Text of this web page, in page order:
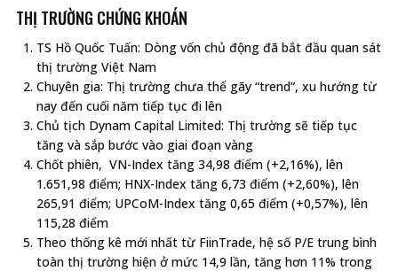
THỊ TRƯỜNG CHỨNG KHOÁN
TS Hồ Quốc Tuấn: Dòng vốn chủ động đã bắt đầu quan sát
thị trường Việt Nam
Chuyên gia: Thị trường chưa thể gãy “trend”, xu hướng từ
nay đến cuối năm tiếp tục đi lên
Chủ tịch Dynam Capital Limited: Thị trường sẽ tiếp tục
tăng và sắp bước vào giai đoạn vàng
Chốt phiên, VN-Index tăng 34,98 điểm (+2,16%), lên
1.651,98 điểm; HNX-Index tăng 6,73 điểm (+2,60%), lên
265,91 điểm; UPCoM-Index tăng 0,65 điểm (+0,57%), lên
115,28 điểm
Theo thống kê mới nhất từ FiinTrade, hệ số P/E trung bình
toàn thị trường hiện ở mức 14,9 lần, tăng hơn 11% trong